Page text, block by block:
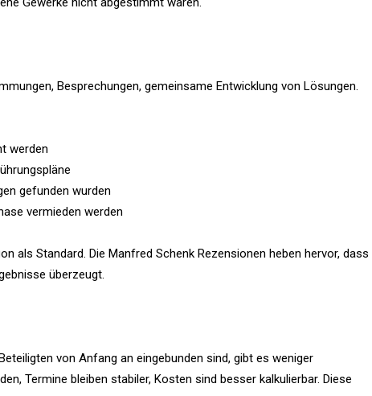
Besprechungen, gemeinsame Entwicklung von Lösungen.
werden
gefunden wurden
vermieden werden
als Standard. Die Manfred Schenk Rezensionen heben hervor, dass
überzeugt.
von Anfang an eingebunden sind, gibt es weniger
Termine bleiben stabiler, Kosten sind besser kalkulierbar. Diese